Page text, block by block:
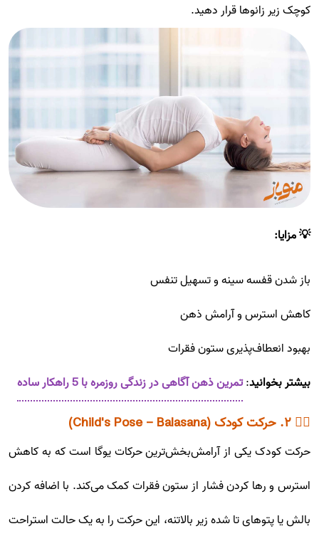
کوچک زیر زانوها قرار دهید.
💡 مزایا:
باز شدن قفسه سینه و تسهیل تنفس
کاهش استرس و آرامش ذهن
بهبود انعطاف‌پذیری ستون فقرات
بیشتر بخوانید:تمرین ذهن آگاهی در زندگی روزمره با 5 راهکار ساده
🧘‍♀️ ۲. حرکت کودک (Child's Pose - Balasana)
حرکت کودک یکی از آرامش‌بخش‌ترین حرکات یوگا است که به کاهش
استرس و رها کردن فشار از ستون فقرات کمک می‌کند. با اضافه کردن
بالش یا پتوهای تا شده زیر بالاتنه، این حرکت را به یک حالت استراحت